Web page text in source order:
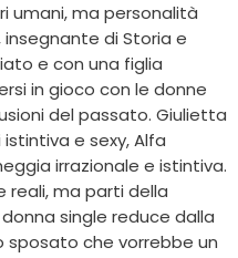
umani, ma personalità
di Storia e
e con una figlia
in gioco con le donne
del passato. Giulietta
e sexy, Alfa
irrazionale e istintiva.
reali, ma parti della
single reduce dalla
sposato che vorrebbe un